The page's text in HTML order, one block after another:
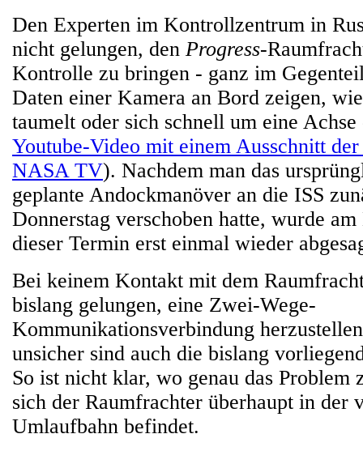
Den Experten im Kontrollzentrum in
nicht gelungen, den Progress-
Kontrolle zu bringen - ganz im
Daten einer Kamera an Bord zeigen,
taumelt oder sich schnell um eine Achse
Youtube-Video mit einem Ausschnitt
NASA TV). Nachdem man das
geplante Andockmanöver an die ISS
Donnerstag verschoben hatte, wurde
dieser Termin erst einmal wieder
Bei keinem Kontakt mit dem
bislang gelungen, eine Zwei-Wege-
Kommunikationsverbindung
unsicher sind auch die bislang
So ist nicht klar, wo genau das Problem
sich der Raumfrachter überhaupt in der
Umlaufbahn befindet.